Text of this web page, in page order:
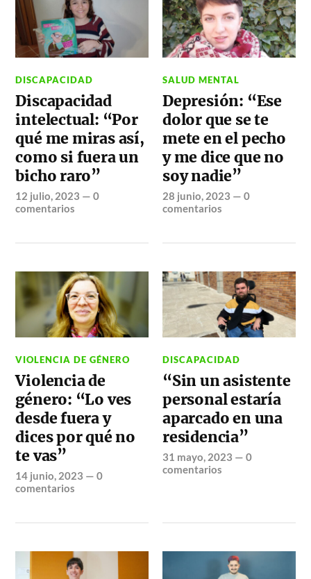
DISCAPACIDAD
Discapacidad
intelectual: “Por
qué me miras así,
como si fuera un
bicho raro”
12 julio, 2023 —0
comentarios
SALUD MENTAL
Depresión: “Ese
dolor que se te
mete en el pecho
y me dice que no
soy nadie”
28 junio, 2023 —0
comentarios
VIOLENCIA DE GÉNERO
Violencia de
género: “Lo ves
desde fuera y
dices por qué no
te vas”
14 junio, 2023 —0
comentarios
DISCAPACIDAD
“Sin un asistente
personal estaría
aparcado en una
residencia”
31 mayo, 2023 —0
comentarios